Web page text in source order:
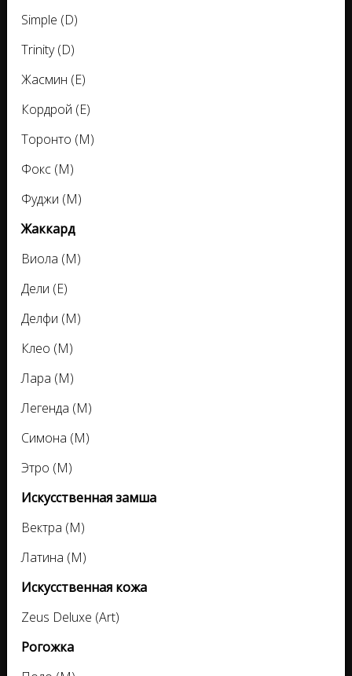
Simple (D)
Trinity (D)
Жасмин (E)
Кордрой (E)
Торонто (M)
Фокс (M)
Фуджи (M)
Жаккард
Виола (M)
Дели (E)
Делфи (M)
Клео (M)
Лара (M)
Легенда (M)
Симона (M)
Этро (M)
Искусственная замша
Вектра (M)
Латина (M)
Искусственная кожа
Zeus Deluxe (Art)
Рогожка